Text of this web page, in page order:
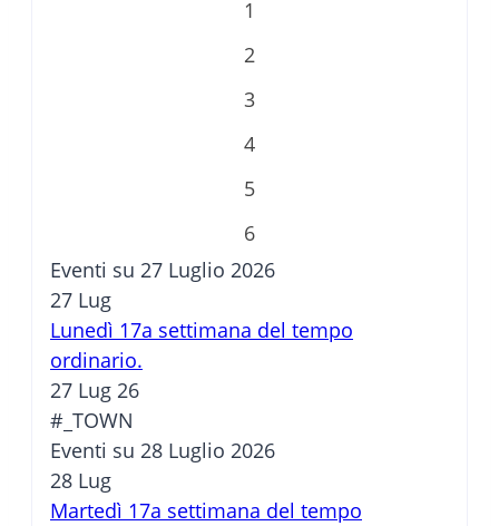
1
2
3
4
5
6
Eventi su 27 Luglio 2026
27 Lug
Lunedì 17a settimana del tempo
ordinario.
27 Lug 26
#_TOWN
Eventi su 28 Luglio 2026
28 Lug
Martedì 17a settimana del tempo